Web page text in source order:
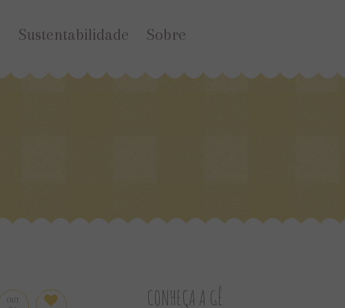
Sustentabilidade Sobre
OUT CONHEÇA A GÊ